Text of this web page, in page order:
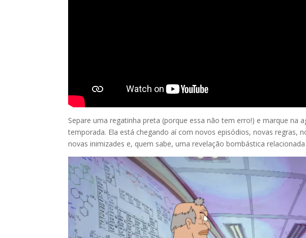
Separe uma regatinha preta (porque essa não tem erro!) e marque na
temporada. Ela está chegando aí com novos episódios, novas regras,
novas inimizades e, quem sabe, uma revelação bombástica